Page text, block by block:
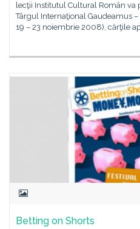
lecţii Institutul Cultural Român va
Târgul Internaţional Gaudeamus
19 – 23 noiembrie 2008), cărţile
Betting on Shorts